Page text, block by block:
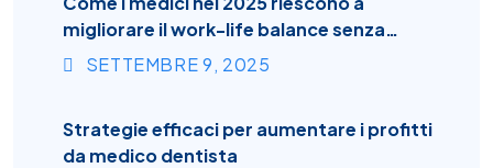
migliorare il work-life balance senza
perdere guadagni
SETTEMBRE9, 2025
Strategie efficaci per aumentare i profitti
da medico dentista